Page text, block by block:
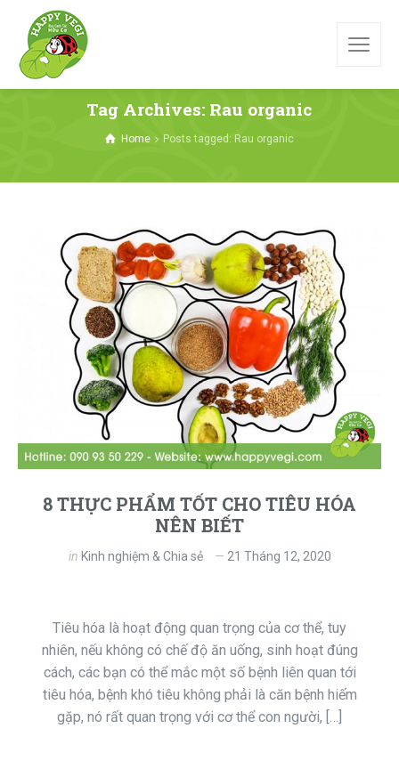
Tag Archives: Rau organic
Home Posts tagged: Rau organic
8 THỰC PHẨM TỐT CHO TIÊU HÓA
NÊN BIẾT
in Kinh nghiệm & Chia sẻ 21 Tháng 12, 2020
Tiêu hóa là hoạt động quan trọng của cơ thể, tuy
nhiên, nếu không có chế độ ăn uống, sinh hoạt đúng
cách, các bạn có thể mắc một số bệnh liên quan tới
tiêu hóa, bệnh khó tiêu không phải là căn bệnh hiếm
gặp, nó rất quan trọng với cơ thể con người, […]